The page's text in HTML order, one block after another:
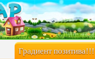
Градиент позитива!!!